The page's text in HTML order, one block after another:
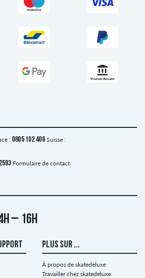
: 0805 102 406 Suisse :
Formulaire de contact
– 16h
PLUS SUR ...
À propos de skatedeluxe
Travailler chez skatedeluxe